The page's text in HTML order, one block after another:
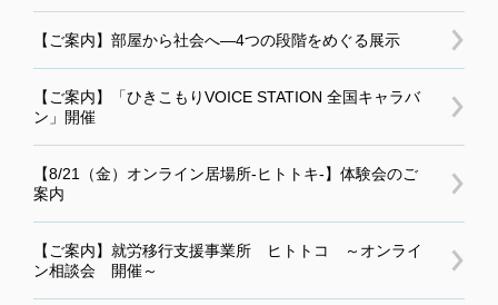
【ご案内】部屋から社会へ―4つの段階をめぐる展示
【ご案内】「ひきこもりVOICE STATION 全国キャラバ
ン」開催
【8/21（金）オンライン居場所-ヒトトキ-】体験会のご
案内
【ご案内】就労移行支援事業所 ヒトトコ ～オンライ
ン相談会 開催～